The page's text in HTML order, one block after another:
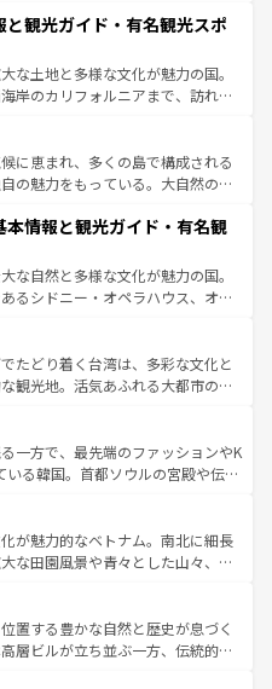
い。
や、スイスならではのユニークな
観光だけでなく町歩きも満喫する
得が高いため物価も高いが、旅行
サービスもあり、うまく活用すれ
と観光ガイド・有名観光スポ
な土地と多様な文化が魅力の国。
岸のカリフォルニアまで、訪れる
光、ショッピング、エンターテイ
的なスポットだ。一方、アメリカ
、グランドキャニオンやイエロー
は、音楽と美食が融合した独特の
メリカの各地域で異なる魅力を楽
と豊かな歴史を感じることができ
トリップや列車の旅も、アメリカ
に恵まれ、多くの島で構成される
の魅力をもっている。大自然の神
た、定番の観光地といえばオアフ
めるならマウイ島やカウアイ島が
リーンに輝く海をはじめ、豊かな
る。「アロハスピリット」と呼ば
フードやハワイアンミュージッ
など、すべてがハワイの魅力を彩
新しい発見と感動が待っているハ
本情報と観光ガイド・有名観
な自然と多様な文化が魅力の国。
るシドニー・オペラハウス、オー
にそびえるウルル（エアーズロッ
い原生林やケアンズの熱帯雨林な
。また、カフェやワイン、オージ
充実しており、サーフィンやダイ
、アウトドア好きにはたまらな
彩な魅力を存分に味わいつくそ
たどり着く台湾は、多彩な文化と
観光地。活気あふれる大都市の台
である台湾東部など、都市の喧騒
ており、訪れる人に新しい発見と
。また、奥深い台湾の食文化も魅
ーツなど、バラエティ豊かな料理
お、新着の台湾情報は コンテンツ一覧を参
一方で、最先端のファッションやK
る韓国。首都ソウルの宮殿や伝統
四季折々の自然美を楽しむことが
や焼肉、絶品のストリートフード
理が待っている。夜には、韓国な
韓国の多彩な魅力を心ゆくまで味
てみてほしい。 なお、新着の韓国情報はコンテンツ一
が魅力的なベトナム。南北に細長
な田園風景や青々とした山々、世
息づく。ハノイの古い町並みやホ
治時代の建物も、独特の雰囲気を
バラエティの豊かさとおいしさで
置する豊かな自然と歴史が息づく
層ビルが立ち並ぶ一方、伝統的な